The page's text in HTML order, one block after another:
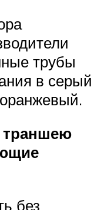
трубы
в серый
траншею
без